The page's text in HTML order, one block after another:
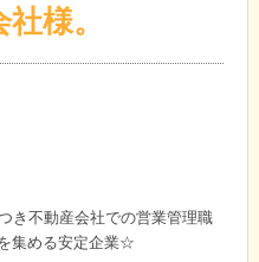
様。
き不動産会社での営業管理職
集める安定企業☆